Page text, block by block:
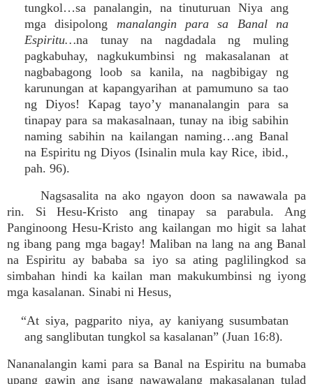
tungkol…sa panalangin, na tinuturuan Niya ang
mga disipolong manalangin para sa Banal na
Espiritu…na tunay na nagdadala ng muling
pagkabuhay, nagkukumbinsi ng makasalanan at
nagbabagong loob sa kanila, na nagbibigay ng
karunungan at kapangyarihan at pamumuno sa tao
ng Diyos! Kapag tayo’y mananalangin para sa
tinapay para sa makasalnaan, tunay na ibig sabihin
naming sabihin na kailangan naming…ang Banal
na Espiritu ng Diyos (Isinalin mula kay Rice, ibid.,
pah. 96).
Nagsasalita na ako ngayon doon sa nawawala pa
rin. Si Hesu-Kristo ang tinapay sa parabula. Ang
Panginoong Hesu-Kristo ang kailangan mo higit sa lahat
ng ibang pang mga bagay! Maliban na lang na ang Banal
na Espiritu ay bababa sa iyo sa ating paglilingkod sa
simbahan hindi ka kailan man makukumbinsi ng iyong
mga kasalanan. Sinabi ni Hesus,
“At siya, pagparito niya, ay kaniyang susumbatan
ang sanglibutan tungkol sa kasalanan” (Juan 16:8).
Nananalangin kami para sa Banal na Espiritu na bumaba
upang gawin ang isang nawawalang makasalanan tulad